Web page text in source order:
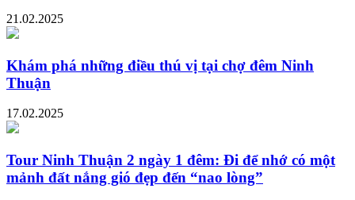
21.02.2025
Khám phá những điều thú vị tại chợ đêm Ninh
Thuận
17.02.2025
Tour Ninh Thuận 2 ngày 1 đêm: Đi để nhớ có một
mảnh đất nắng gió đẹp đến “nao lòng”